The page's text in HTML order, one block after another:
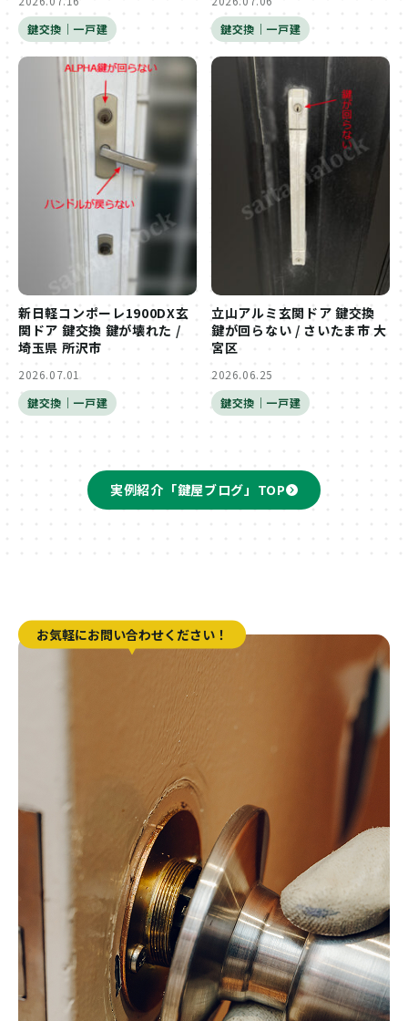
鍵交換｜一戸建
鍵交換｜一戸建
新日軽コンポーレ1900DX玄
関ドア 鍵交換 鍵が壊れた /
埼玉県 所沢市
2026.07.01
鍵交換｜一戸建
立山アルミ玄関ドア 鍵交換
鍵が回らない / さいたま市 大
宮区
2026.06.25
鍵交換｜一戸建
実例紹介「鍵屋ブログ」TOP
お気軽にお問い合わせください！